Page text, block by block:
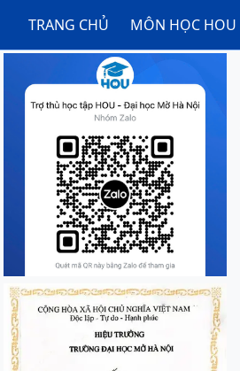
TRANG CHỦ MÔN HỌC HOU